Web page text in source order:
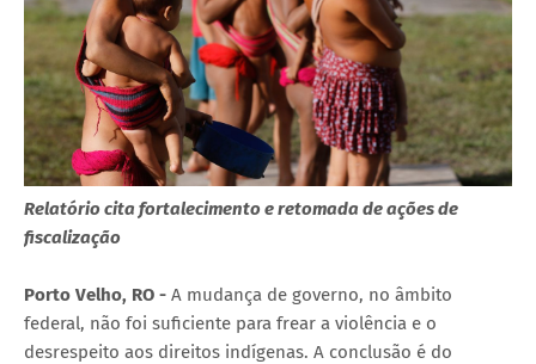
Relatório cita fortalecimento e retomada de ações de
fiscalização
Porto Velho, RO - A mudança de governo, no âmbito
federal, não foi suficiente para frear a violência e o
desrespeito aos direitos indígenas. A conclusão é do